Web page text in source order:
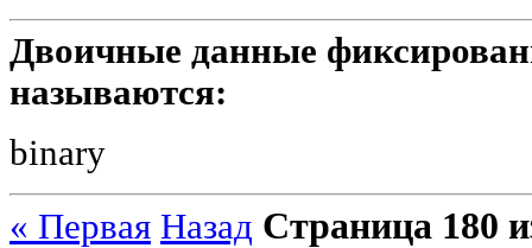
Двоичные данные
называются:
binary
« Первая Назад Страница 180